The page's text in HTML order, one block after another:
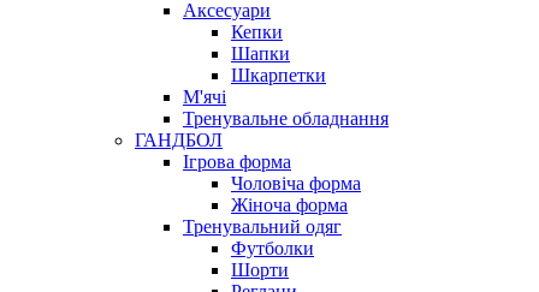
Аксесуари
Кепки
Шапки
Шкарпетки
М'ячі
Тренувальне обладнання
ГАНДБОЛ
Ігрова форма
Чоловіча форма
Жіноча форма
Тренувальний одяг
Футболки
Шорти